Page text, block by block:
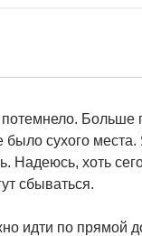
Больше
сухого
Надеюсь, хоть
сбываться.
идти по прямой